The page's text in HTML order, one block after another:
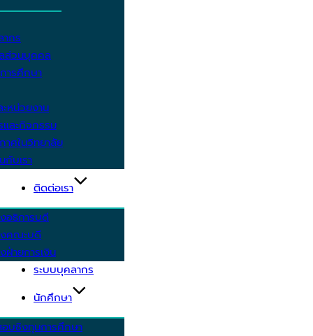
กร
ส่วนบุคคล
ารศึกษา
หน่วยงาน
และกิจกรรม
าศในวิทยาลัย
กับเรา
ติดต่อเรา
อธิการบดี
คณะบดี
ฝ่ายการเงิน
ระบบบุคลากร
นักศึกษา
บชิงทุนการศึกษา